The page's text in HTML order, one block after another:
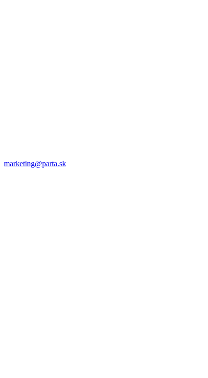
marketing@parta.sk